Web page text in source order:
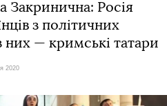
Закринична: Росія
з політичних
них — кримські татари
2020